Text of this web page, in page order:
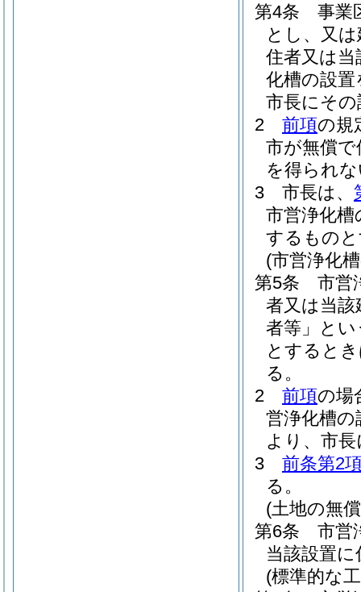
第4条
事業
とし、又
住者又は
化槽の設
市長にそ
2
前項の規
市が無償
を得られ
3
市長は、
市営浄化
するもの
(市営浄化
第5条
市営
者又は当
者等」とい
とすると
る。
2
前項の場
営浄化槽
より、市
3
前条第2
る。
(土地の無
第6条
市営
当該設置
(標準的な